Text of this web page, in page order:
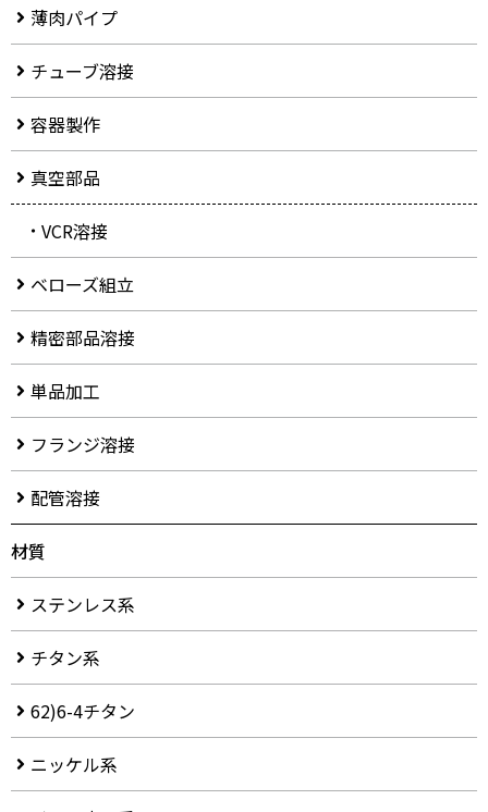
薄肉パイプ
チューブ溶接
容器製作
真空部品
VCR溶接
ベローズ組立
精密部品溶接
単品加工
フランジ溶接
配管溶接
材質
ステンレス系
チタン系
62)6-4チタン
ニッケル系